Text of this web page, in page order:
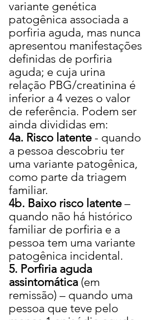
variante genética
patogênica associada a
porfiria aguda, mas nunca
apresentou manifestações
definidas de porfiria
aguda; e cuja urina
relação PBG/creatinina é
inferior a 4 vezes o valor
de referência. Podem ser
ainda divididas em:
4a. Risco latente - quando
a pessoa descobriu ter
uma variante patogênica,
como parte da triagem
familiar.
4b. Baixo risco latente –
quando não há histórico
familiar de porfiria e a
pessoa tem uma variante
patogênica incidental.
5. Porfiria aguda
assintomática (em
remissão) – quando uma
pessoa que teve pelo